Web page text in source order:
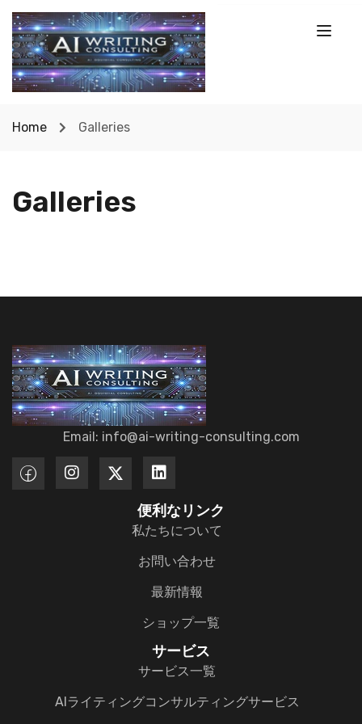
Home Galleries
Galleries
Email: info@ai-writing-consulting.com
便利なリンク
私たちについて
お問い合わせ
最新情報
ショップ一覧
サービス
サービス一覧
AIライティングコンサルティングサービス